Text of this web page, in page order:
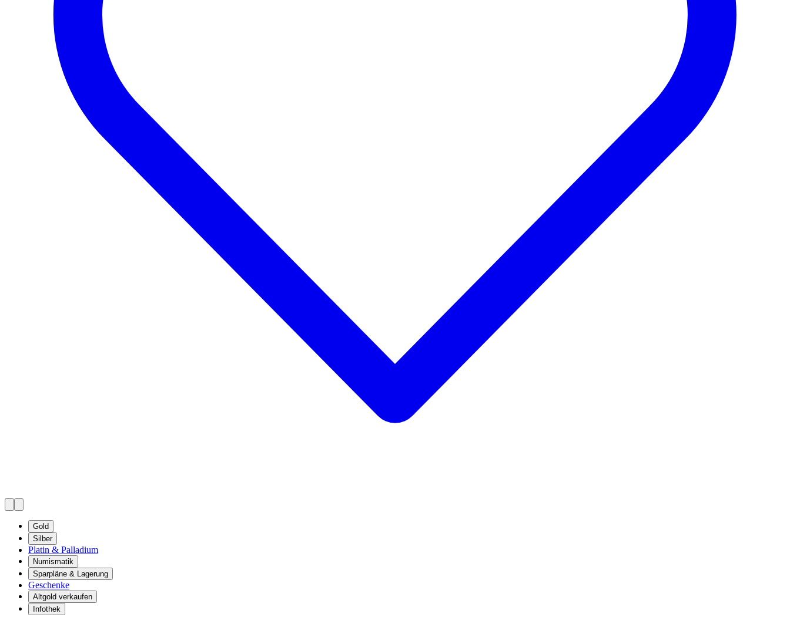
Gold
Silber
Platin & Palladium
Numismatik
Sparpläne & Lagerung
Geschenke
Altgold verkaufen
Infothek